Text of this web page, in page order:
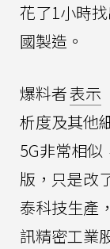
花了1小時
國製造。
爆料者表示
析度及其他
5G非常相似
版，只是改
泰科技生產
訊精密工業